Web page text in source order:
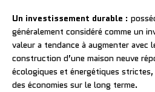
Un investissement durable :
généralement considéré comme un
valeur a tendance à augmenter avec
construction d’une maison neuve
écologiques et énergétiques
des économies sur le long terme.